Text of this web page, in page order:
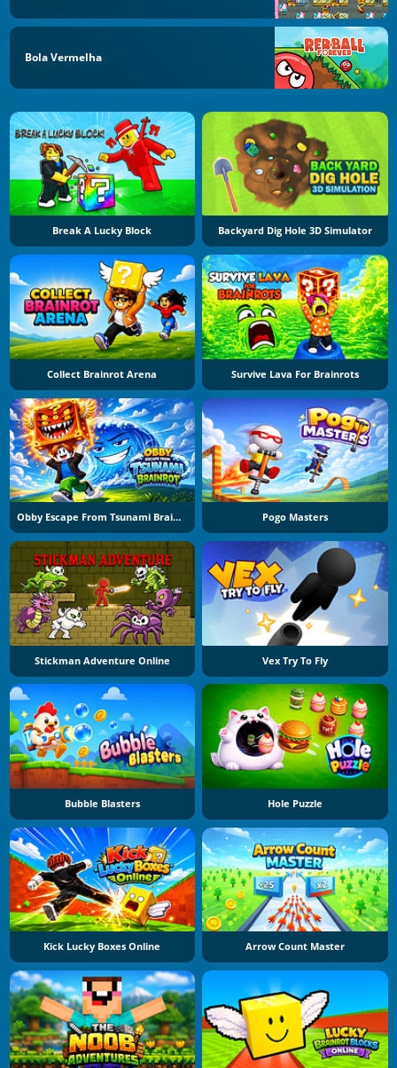
Bola Vermelha
Break A Lucky Block Backyard Dig Hole 3D Simulator
Collect Brainrot Arena Survive Lava For Brainrots
Obby Escape From Tsunami Brainrot Pogo Masters
Stickman Adventure Online Vex Try To Fly
Bubble Blasters Hole Puzzle
Kick Lucky Boxes Online Arrow Count Master